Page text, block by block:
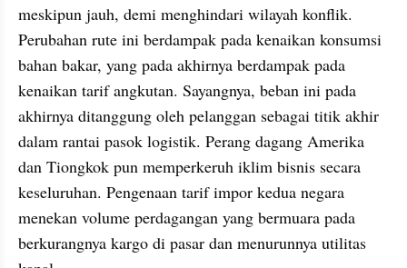
meskipun jauh, demi menghindari wilayah konflik.
Perubahan rute ini berdampak pada kenaikan konsumsi
bahan bakar, yang pada akhirnya berdampak pada
kenaikan tarif angkutan. Sayangnya, beban ini pada
akhirnya ditanggung oleh pelanggan sebagai titik akhir
dalam rantai pasok logistik. Perang dagang Amerika
dan Tiongkok pun memperkeruh iklim bisnis secara
keseluruhan. Pengenaan tarif impor kedua negara
menekan volume perdagangan yang bermuara pada
berkurangnya kargo di pasar dan menurunnya utilitas